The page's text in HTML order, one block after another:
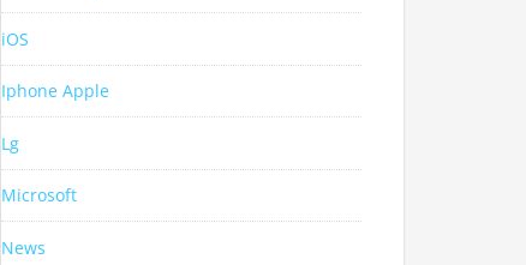
iOS
Iphone Apple
Lg
Microsoft
News